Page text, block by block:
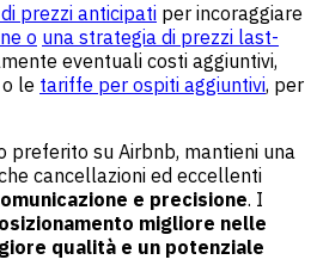
prezzi anticipati per incoraggiare
o una strategia di prezzi last-
eventuali costi aggiuntivi,
o le tariffe per ospiti aggiuntivi, per
preferito su Airbnb, mantieni una
cancellazioni ed eccellenti
e precisione. I
migliore nelle
qualità e un potenziale